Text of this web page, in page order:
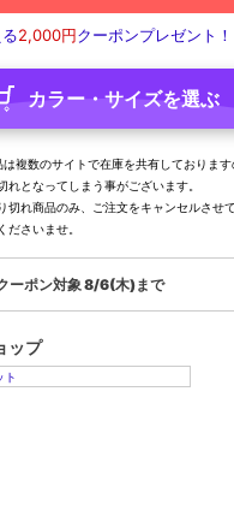
2,000円クーポンプレゼント
カラー・サイズを選ぶ
複数のサイトで在庫を共有しておりま
れとなってしまう事がございます。
切れ商品のみ、ご注文をキャンセルさせ
ださいませ。
ーポン対象 8/6(木)まで
ップ